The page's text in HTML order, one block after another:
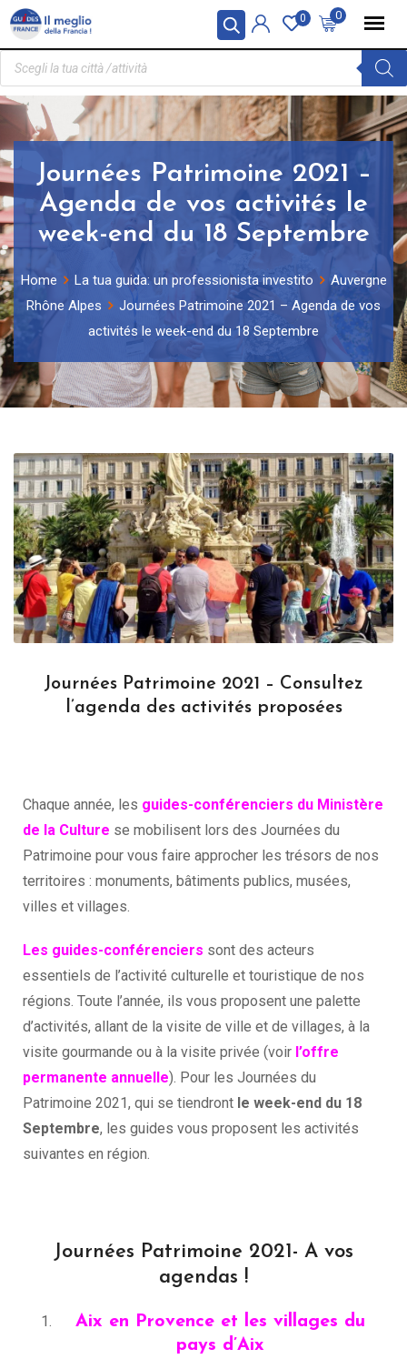
Pannello di gestione dei cookies 0
0
Journées Patrimoine 2021 –
Agenda de vos activités le
week-end du 18 Septembre
Home La tua guida: un professionista investito
Auvergne
Rhône Alpes
Journées Patrimoine 2021 – Agenda de vos
activités le week-end du 18 Septembre
Journées Patrimoine 2021 – Consultez
l’agenda des activités proposées
Chaque année, les guides-conférenciers du Ministère
de la Culture se mobilisent lors des Journées du
Patrimoine pour vous faire approcher les trésors de nos
territoires : monuments, bâtiments publics, musées,
villes et villages.
Les guides-conférenciers sont des acteurs
essentiels de l’activité culturelle et touristique de nos
régions. Toute l’année, ils vous proposent une palette
d’activités, allant de la visite de ville et de villages, à la
visite gourmande ou à la visite privée (voir l’offre
permanente annuelle). Pour les Journées du
Patrimoine 2021, qui se tiendront le week-end du 18
Septembre, les guides vous proposent les activités
suivantes en région.
Journées Patrimoine 2021- A vos
agendas !
Aix en Provence et les villages du
pays d’Aix